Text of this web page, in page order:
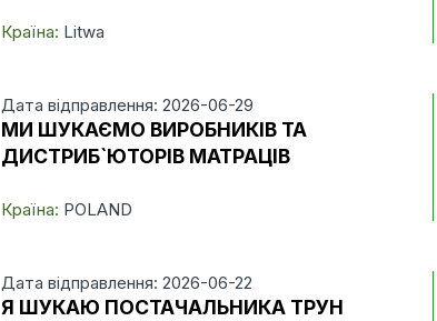
Країна: Litwa
Дата відправлення: 2026-06-29
МИ ШУКАЄМО ВИРОБНИКІВ ТА
ДИСТРИБ`ЮТОРІВ МАТРАЦІВ
Країна: POLAND
Дата відправлення: 2026-06-22
Я ШУКАЮ ПОСТАЧАЛЬНИКА ТРУН